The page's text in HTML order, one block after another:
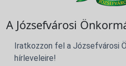
A Józsefvárosi
Iratkozzon fel a Józsefvárosi
hírleveleire!